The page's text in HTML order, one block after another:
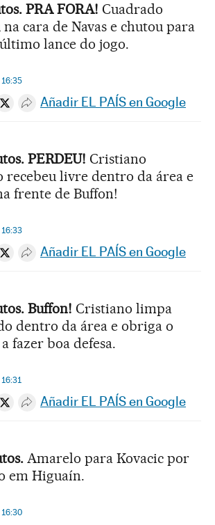
PRA FORA! Cuadrado
cara de Navas e chutou para
lance do jogo.
16:35
en Whatsapp
en Facebook
Compartir en Twitter
Desplegar Redes Sociales
Añadir EL PAÍS en Google
PERDEU! Cristiano
recebeu livre dentro da área e
frente de Buffon!
16:33
en Whatsapp
en Facebook
Compartir en Twitter
Desplegar Redes Sociales
Añadir EL PAÍS en Google
Buffon! Cristiano limpa
dentro da área e obriga o
fazer boa defesa.
16:31
en Whatsapp
en Facebook
Compartir en Twitter
Desplegar Redes Sociales
Añadir EL PAÍS en Google
Amarelo para Kovacic por
em Higuaín.
16:30